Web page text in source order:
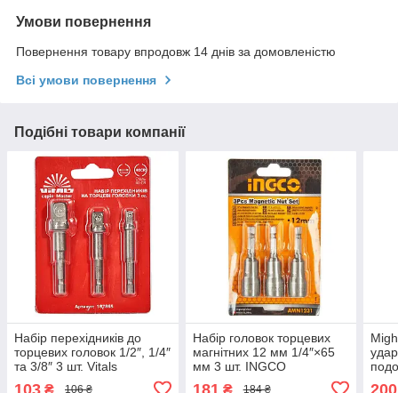
Умови повернення
Повернення товару впродовж 14 днів за домовленістю
Всі умови повернення
Подібні товари компанії
Набір перехідників до
торцевих головок 1/2″, 1/4″
та 3/8″ 3 шт. Vitals
103 ₴ 106 ₴
Набір головок торцевих
магнітних 12 мм 1/4″×65
мм 3 шт. INGCO
181₴ 184 ₴ 200